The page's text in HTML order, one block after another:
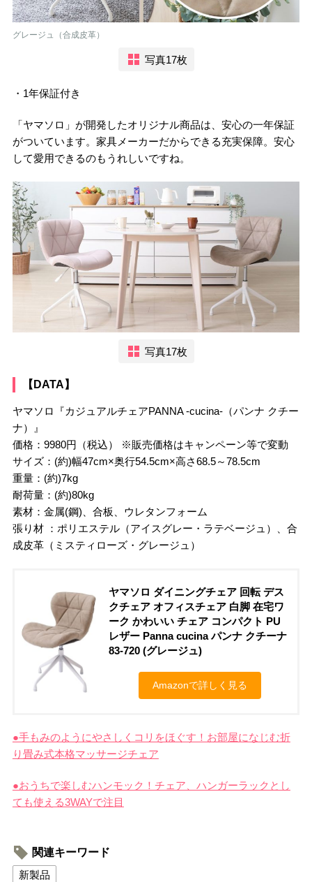
グレージュ（合成皮革）
写真17枚
・1年保証付き
「ヤマソロ」が開発したオリジナル商品は、安心の一年保証
がついています。家具メーカーだからできる充実保障。安心
して愛用できるのもうれしいですね。
写真17枚
【DATA】
ヤマソロ『カジュアルチェアPANNA -cucina-（パンナ クチー
ナ）』
価格：9980円（税込） ※販売価格はキャンペーン等で変動
サイズ：(約)幅47cm×奥行54.5cm×高さ68.5～78.5cm
重量：(約)7kg
耐荷量：(約)80kg
素材：金属(鋼)、合板、ウレタンフォーム
張り材 ：ポリエステル（アイスグレー・ラテベージュ）、合
成皮革（ミスティローズ・グレージュ）
ヤマソロ ダイニングチェア 回転 デス
クチェア オフィスチェア 白脚 在宅ワ
ーク かわいい チェア コンパクト PU
レザー Panna cucina パンナ クチーナ
83-720 (グレージュ)
Amazonで詳しく見る
●手もみのようにやさしくコリをほぐす！お部屋になじむ折
り畳み式本格マッサージチェア
●おうちで楽しむハンモック！チェア、ハンガーラックとし
ても使える3WAYで注目
関連キーワード
新製品